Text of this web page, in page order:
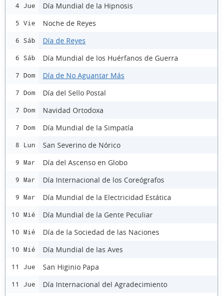
4 Jue Día Mundial de la Hipnosis
5 Vie Noche de Reyes
6 Sáb Día de Reyes
6 Sáb Día Mundial de los Huérfanos de Guerra
7 Dom Día de No Aguantar Más
7 Dom Día del Sello Postal
7 Dom Navidad Ortodoxa
7 Dom Día Mundial de la Simpatía
8 Lun San Severino de Nórico
9 Mar Día del Ascenso en Globo
9 Mar Día Internacional de los Coreógrafos
9 Mar Día Mundial de la Electricidad Estática
10 Mié Día Mundial de la Gente Peculiar
10 Mié Día de la Sociedad de las Naciones
10 Mié Día Mundial de las Aves
11 Jue San Higinio Papa
11 Jue Día Internacional del Agradecimiento